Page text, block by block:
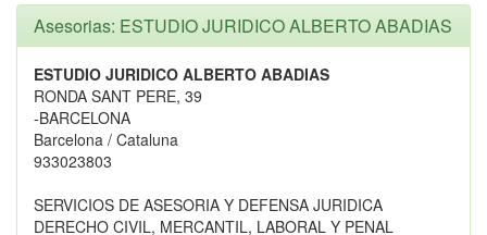
Asesorias: ESTUDIO JURIDICO ALBERTO ABADIAS
ESTUDIO JURIDICO ALBERTO ABADIAS
RONDA SANT PERE, 39
-BARCELONA
Barcelona / Cataluna
933023803
SERVICIOS DE ASESORIA Y DEFENSA JURIDICA
DERECHO CIVIL, MERCANTIL, LABORAL Y PENAL